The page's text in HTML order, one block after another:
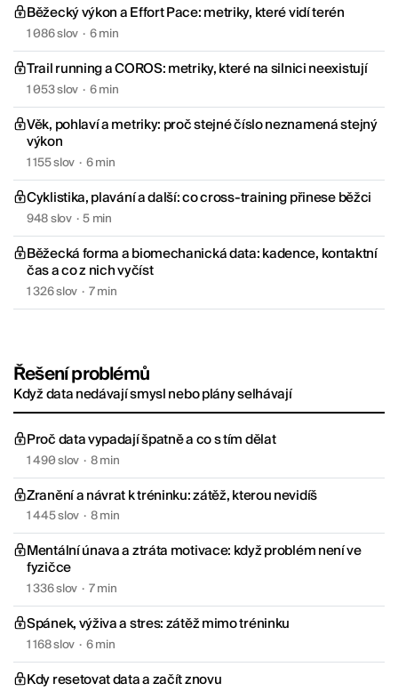
Běžecký výkon a Effort Pace: metriky, které vidí terén
1 086 slov · 6 min
Trail running a COROS: metriky, které na silnici neexistují
1 053 slov · 6 min
Věk, pohlaví a metriky: proč stejné číslo neznamená stejný
výkon
1 155 slov · 6 min
Cyklistika, plavání a další: co cross-training přinese běžci
948 slov · 5 min
Běžecká forma a biomechanická data: kadence, kontaktní
čas a co z nich vyčíst
1 326 slov · 7 min
Řešení problémů
Když data nedávají smysl nebo plány selhávají
Proč data vypadají špatně a co s tím dělat
1 490 slov · 8 min
Zranění a návrat k tréninku: zátěž, kterou nevidíš
1 445 slov · 8 min
Mentální únava a ztráta motivace: když problém není ve
fyzičce
1 336 slov · 7 min
Spánek, výživa a stres: zátěž mimo tréninku
1 168 slov · 6 min
Kdy resetovat data a začít znovu